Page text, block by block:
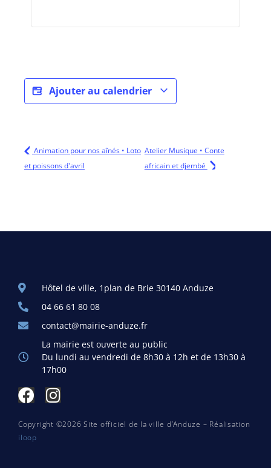
Ajouter au calendrier
Animation pour nos aînés • Loto
et poissons d'avril
Atelier Musique • Conte
africain et djembé
Hôtel de ville, 1plan de Brie 30140 Anduze
04 66 61 80 08
contact@mairie-anduze.fr
La mairie est ouverte au public
Du lundi au vendredi de 8h30 à 12h et de 13h30 à
17h00
Copyright ©2026 Site officiel de la ville d’Anduze – Réalisation
iloop